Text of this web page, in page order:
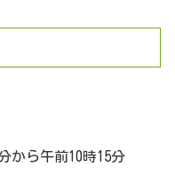
から午前10時15分